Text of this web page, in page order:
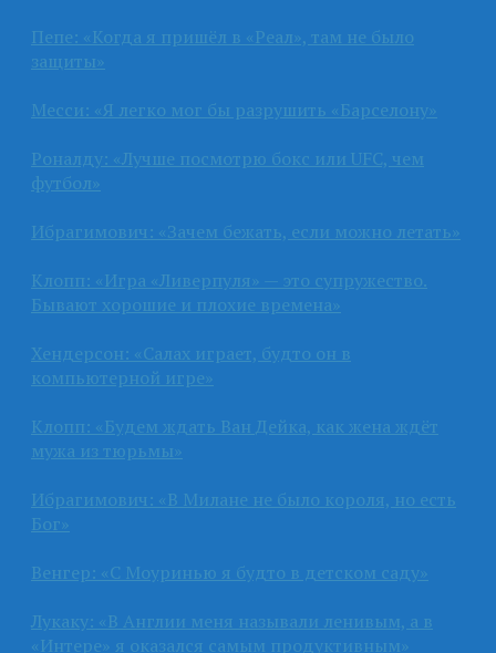
Пепе: «Когда я пришёл в «Реал», там не было
защиты»
Месси: «Я легко мог бы разрушить «Барселону»
Роналду: «Лучше посмотрю бокс или UFC, чем
футбол»
Ибрагимович: «Зачем бежать, если можно летать»
Клопп: «Игра «Ливерпуля» — это супружество.
Бывают хорошие и плохие времена»
Хендерсон: «Салах играет, будто он в
компьютерной игре»
Клопп: «Будем ждать Ван Дейка, как жена ждёт
мужа из тюрьмы»
Ибрагимович: «В Милане не было короля, но есть
Бог»
Венгер: «С Моуринью я будто в детском саду»
Лукаку: «В Англии меня называли ленивым, а в
«Интере» я оказался самым продуктивным»